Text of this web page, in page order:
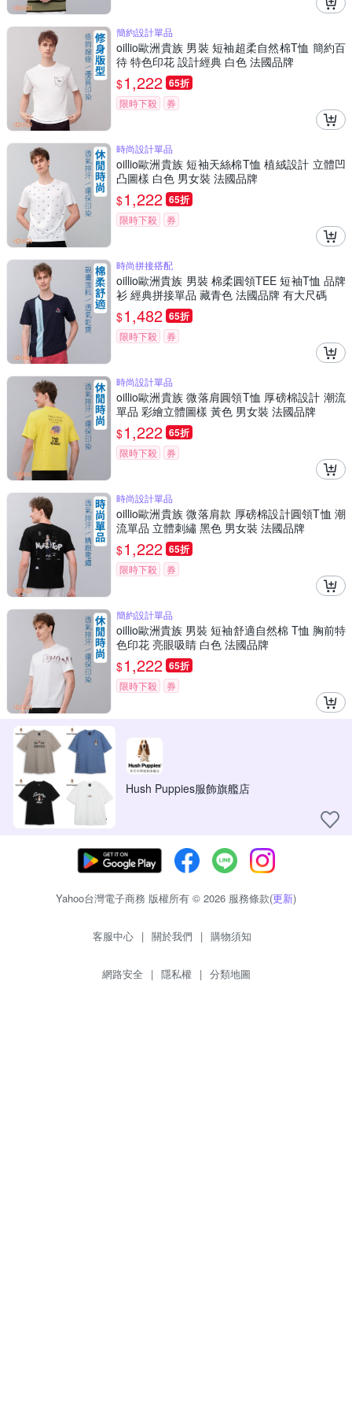
簡約設計單品
oillio歐洲貴族 男裝 短袖超柔自然棉T恤 簡約百
待 特色印花 設計經典 白色 法國品牌
$1,222 65折
限時下殺 券
時尚設計單品
oillio歐洲貴族 短袖天絲棉T恤 植絨設計 立體凹
凸圖樣 白色 男女裝 法國品牌
$1,222 65折
限時下殺 券
時尚拼接搭配
oillio歐洲貴族 男裝 棉柔圓領TEE 短袖T恤 品牌
衫 經典拼接單品 藏青色 法國品牌 有大尺碼
$1,482 65折
限時下殺 券
時尚設計單品
oillio歐洲貴族 微落肩圓領T恤 厚磅棉設計 潮流
單品 彩繪立體圖樣 黃色 男女裝 法國品牌
$1,222 65折
限時下殺 券
時尚設計單品
oillio歐洲貴族 微落肩款 厚磅棉設計圓領T恤 潮
流單品 立體刺繡 黑色 男女裝 法國品牌
$1,222 65折
限時下殺 券
簡約設計單品
oillio歐洲貴族 男裝 短袖舒適自然棉 T恤 胸前特
色印花 亮眼吸睛 白色 法國品牌
$1,222 65折
限時下殺 券
Hush Puppies服飾旗艦店
Yahoo台灣電子商務 版權所有 © 2026 服務條款(更新)
客服中心 | 關於我們 | 購物須知
網路安全 | 隱私權 | 分類地圖